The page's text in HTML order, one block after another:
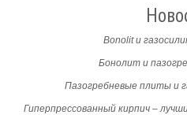
Bonolit и
Бонолит и
Пазогребневые плиты и
Гиперпрессованный кирпич –